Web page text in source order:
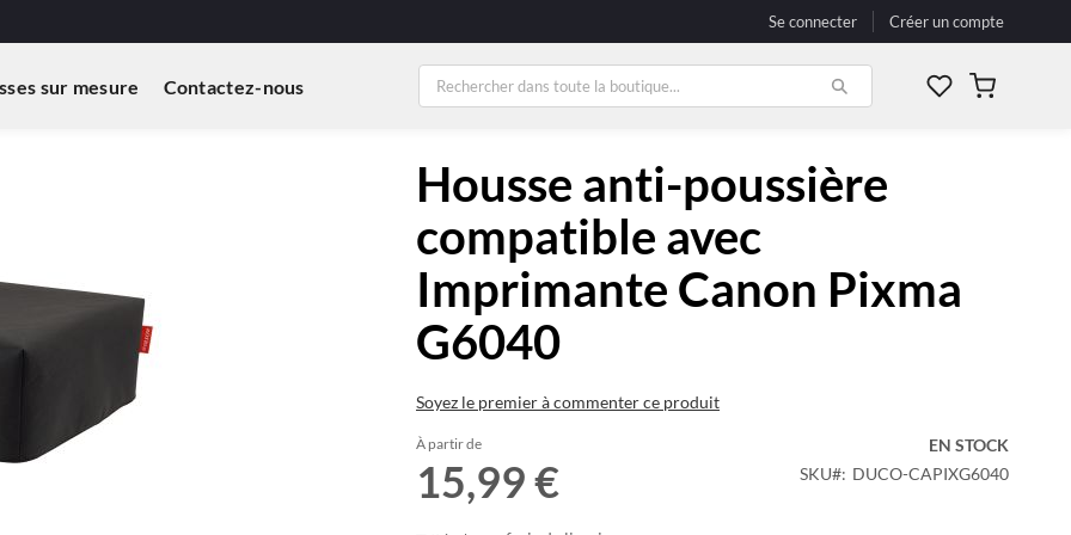
Se connecter Créer un compte
sur mesure Contactez-nous Mon panier
Housse anti-poussière
compatible avec
Imprimante Canon Pixma
G6040
Soyez le premier à commenter ce produit
À partir de
15,99 €
EN STOCK
SKU
DUCO-CAPIXG6040